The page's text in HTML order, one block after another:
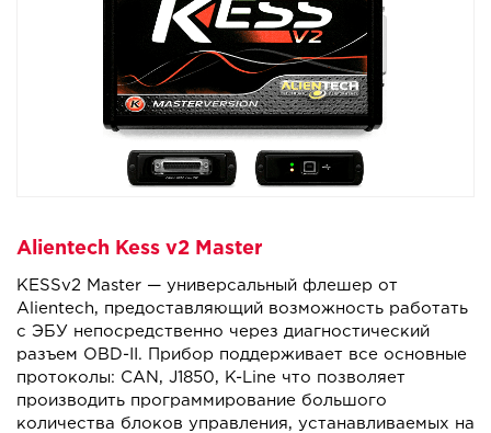
Alientech Kess v2 Master
KESSv2 Master — универсальный флешер от
Alientech, предоставляющий возможность работать
с ЭБУ непосредственно через диагностический
разъем OBD-II. Прибор поддерживает все основные
протоколы: CAN, J1850, K-Line что позволяет
производить программирование большого
количества блоков управления, устанавливаемых на